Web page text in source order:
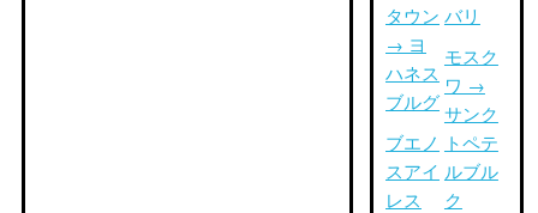
タウン
→ ヨ
ハネス
ブルグ
ブエノ
スアイ
レス
バリ
モスク
ワ →
サンク
トペテ
ルブル
ク